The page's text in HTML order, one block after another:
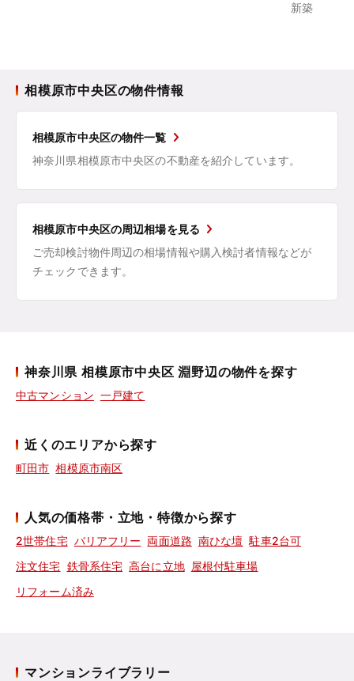
新築
相模原市中央区の物件情報
相模原市中央区の物件一覧
神奈川県相模原市中央区の不動産を紹介しています。
相模原市中央区の周辺相場を見る
ご売却検討物件周辺の相場情報や購入検討者情報などが
チェックできます。
神奈川県 相模原市中央区 淵野辺の物件を探す
中古マンション 一戸建て
近くのエリアから探す
町田市 相模原市南区
人気の価格帯・立地・特徴から探す
2世帯住宅 バリアフリー 両面道路 南ひな壇 駐車2台可
注文住宅 鉄骨系住宅 高台に立地 屋根付駐車場
リフォーム済み
マンションライブラリー